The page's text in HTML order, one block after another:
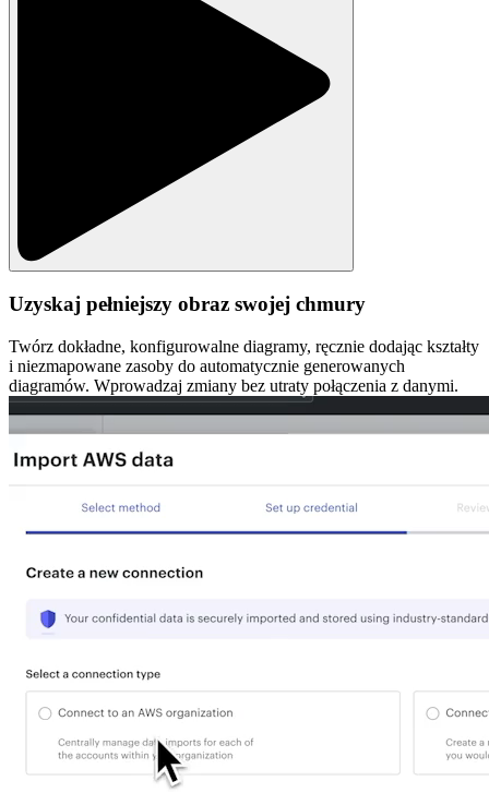
Uzyskaj pełniejszy obraz swojej chmury
Twórz dokładne, konfigurowalne diagramy, ręcznie dodając kształty
i niezmapowane zasoby do automatycznie generowanych
diagramów. Wprowadzaj zmiany bez utraty połączenia z danymi.